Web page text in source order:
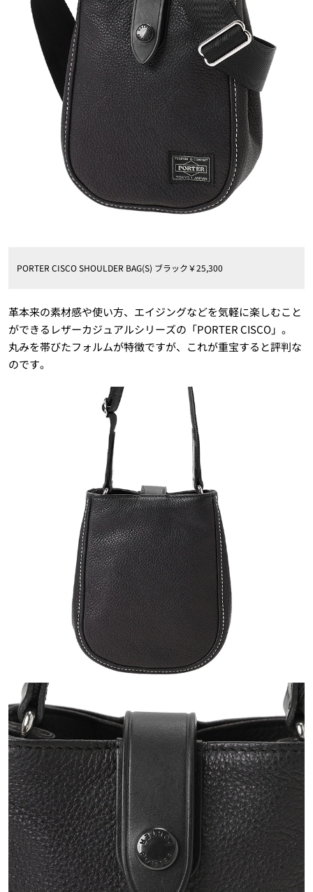
PORTER CISCO SHOULDER BAG(S) ブラック￥25,300
革本来の素材感や使い方、エイジングなどを気軽に楽しむこと
ができるレザーカジュアルシリーズの「PORTER CISCO」。
丸みを帯びたフォルムが特徴ですが、これが重宝すると評判な
のです。